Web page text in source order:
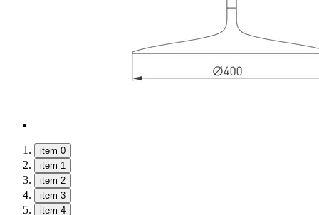
item 0
item 1
item 2
item 3
item 4